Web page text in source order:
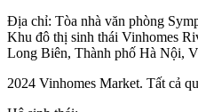
Địa chỉ: Tòa nhà văn phòng
Khu đô thị sinh thái Vinhomes
Long Biên, Thành phố Hà Nội,
2024 Vinhomes Market. Tất cả